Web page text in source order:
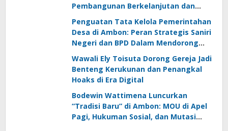
Pembangunan Berkelanjutan dan
Penguatan Tata Kelola Pemerintahan
Desa di Ambon: Peran Strategis Saniri
Negeri dan BPD Dalam Mendorong
Pembangunan Berkelanjutan
Wawali Ely Toisuta Dorong Gereja Jadi
Benteng Kerukunan dan Penangkal
Hoaks di Era Digital
Bodewin Wattimena Luncurkan
“Tradisi Baru” di Ambon: MOU di Apel
Pagi, Hukuman Sosial, dan Mutasi